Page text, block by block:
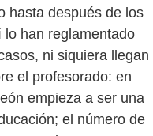
hasta después de los
han reglamentado
ni siquiera llegan
el profesorado: en
empieza a ser una
el número de